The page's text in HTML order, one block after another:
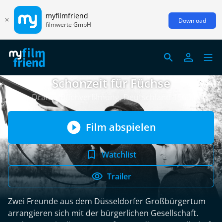
myfilmfriend
filmwerte GmbH Download
Schonzeit für Füchse
Drama/Buchverfilmung, Deutschland 1966
Film abspielen
Watchlist
Trailer
Zwei Freunde aus dem Düsseldorfer Großbürgertum
arrangieren sich mit der bürgerlichen Gesellschaft.